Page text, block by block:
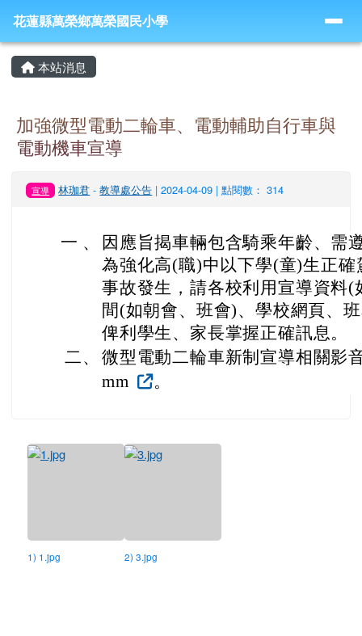
花蓮縣萬榮鄉萬榮國民小學
導覽列
花蓮縣萬榮鄉萬榮國民小學
主內容區域
本站消息
加強微型電動二輪車、電動輔助自行車與
電動機車宣導
宣導 林珈君 -教導處公告 | 2024-04-09 | 點閱數： 314
一 、
因應旨揭車輛包含騎乘年齡、需
為強化高(職)中以下學(童)生正
事故發生，請各校利用宣導資料
間(如朝會、班會)、學校網頁、
俾利學生、家長掌握正確訊息。
二、 微型電動二輪車新制宣導相關影
mm
。
1) 1.jpg 2) 3.jpg
頁尾區域